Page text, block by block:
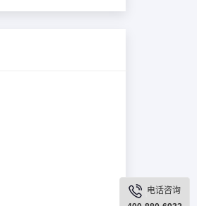
电话咨询